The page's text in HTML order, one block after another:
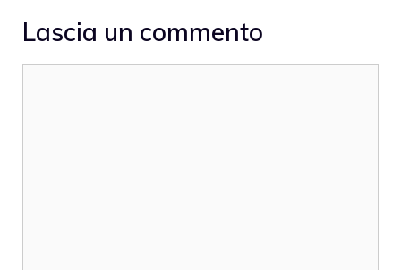
Lascia un commento